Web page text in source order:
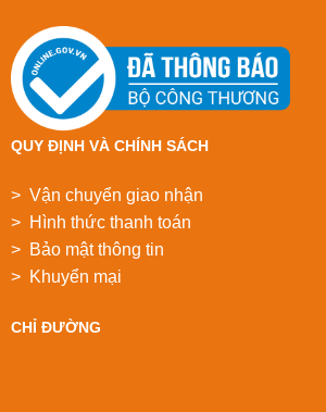
QUY ĐỊNH VÀ CHÍNH SÁCH
> Vận chuyển giao nhận
> Hình thức thanh toán
> Bảo mật thông tin
> Khuyển mại
CHỈ ĐƯỜNG